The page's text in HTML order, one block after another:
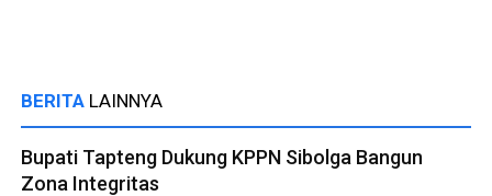
BERITA LAINNYA
Bupati Tapteng Dukung KPPN Sibolga Bangun
Zona Integritas